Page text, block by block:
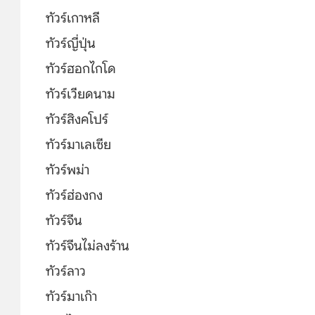
ทัวร์เกาหลี
ทัวร์ญี่ปุ่น
ทัวร์ฮอกไกโด
ทัวร์เวียดนาม
ทัวร์สิงคโปร์
ทัวร์มาเลเซีย
ทัวร์พม่า
ทัวร์ฮ่องกง
ทัวร์จีน
ทัวร์จีนไม่ลงร้าน
ทัวร์ลาว
ทัวร์มาเก๊า